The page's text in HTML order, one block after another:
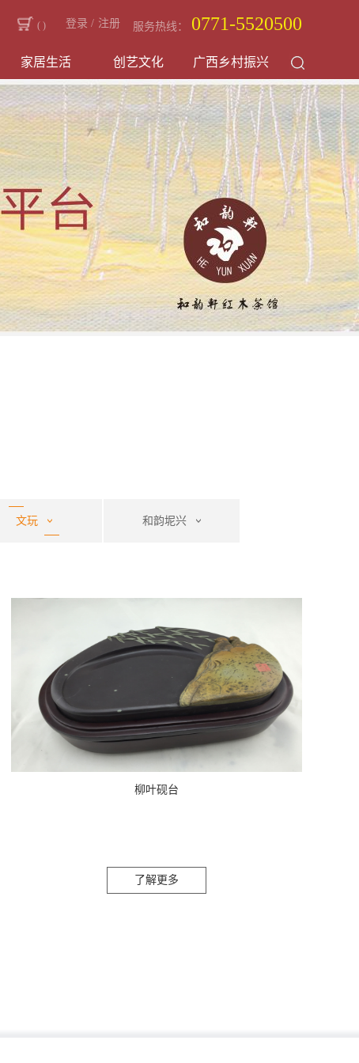
服务热线： 0771-5520500
登录 / 注册
( )
家居生活 创艺文化 广西乡村振兴
文玩 和韵坭兴
柳叶砚台
了解更多